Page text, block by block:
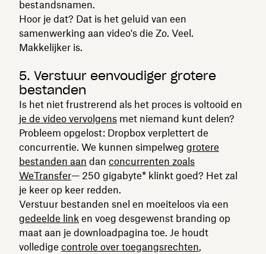
bestandsnamen.
Hoor je dat? Dat is het geluid van een
samenwerking aan video's die Zo. Veel.
Makkelijker is.
5. Verstuur eenvoudiger grotere
bestanden
Is het niet frustrerend als het proces is voltooid en
je de video vervolgens met niemand kunt delen?
Probleem opgelost: Dropbox verplettert de
concurrentie. We kunnen simpelweg grotere
bestanden aan dan concurrenten zoals
WeTransfer— 250 gigabyte* klinkt goed? Het zal
je keer op keer redden.
Verstuur bestanden snel en moeiteloos via een
gedeelde link en voeg desgewenst branding op
maat aan je downloadpagina toe. Je houdt
volledige controle over toegangsrechten,